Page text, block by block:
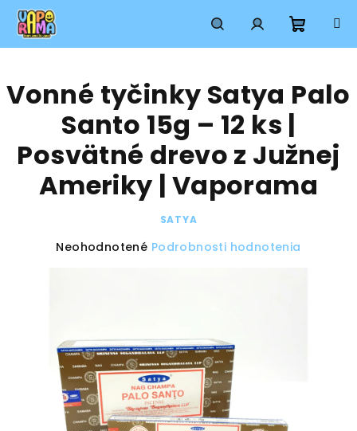
Prejsť
obsah
HľadaťPrihlásenie
košík
Vonné tyčinky Satya Palo
Santo 15g – 12 ks |
Posvätné drevo z Južnej
Ameriky | Vaporama
SATYA
Priemerné
5
hviezdičiek.
Neohodnotené Podrobnosti hodnotenia